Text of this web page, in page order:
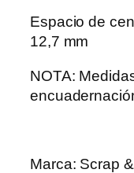
Espacio de
12,7 mm
NOTA:
Marca: Scrap